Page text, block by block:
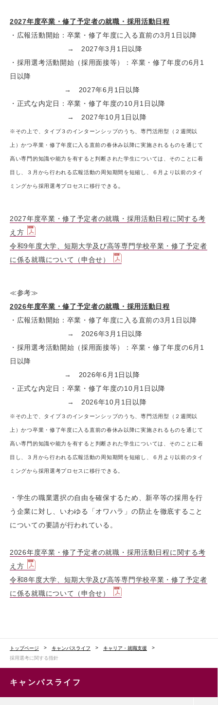
2027年度卒業・修了予定者の就職・採用活動日程
・広報活動開始：卒業・修了年度に入る直前の3月1日以降
→ 2027年3月1日以降
・採用選考活動開始（採用面接等）：卒業・修了年度の6月1
日以降
→ 2027年6月1日以降
・正式な内定日：卒業・修了年度の10月1日以降
→ 2027年10月1日以降
※その上で、タイプ３のインターンシップのうち、専門活用型（２週間以
上）かつ卒業・修了年度に入る直前の春休み以降に実施されるものを通じて
高い専門的知識や能力を有すると判断された学生については、そのことに着
目し、３月から行われる広報活動の周知期間を短縮し、６月より以前のタイ
ミングから採用選考プロセスに移行できる 。
2027年度卒業・修了予定者の就職・採用活動日程に関する考
え方
令和9年度大学、短期大学及び高等専門学校卒業・修了予定者
に係る就職について（申合せ）
≪参考≫
2026年度卒業・修了予定者の就職・採用活動日程
・広報活動開始：卒業・修了年度に入る直前の3月1日以降
→ 2026年3月1日以降
・採用選考活動開始（採用面接等）：卒業・修了年度の6月1
日以降
→ 2026年6月1日以降
・正式な内定日：卒業・修了年度の10月1日以降
→ 2026年10月1日以降
※その上で、タイプ３のインターンシップのうち、専門活用型（２週間以
上）かつ卒業・ 修了年度に入る直前の春休み以降に実施されるものを通じて
高い専門的知識や能力を有すると判断された学生については、そのことに着
目し、３月から行われる広報活動の周知期間を短縮し、６月より以前のタイ
ミングから採用選考プロセスに移行できる。
・学生の職業選択の自由を確保するため、新卒等の採用を行
う企業に対し、いわゆる「オワハラ」の防止を徹底すること
についての要請が行われている。
2026年度卒業・修了予定者の就職・採用活動日程に関する考
え方
令和8年度大学、短期大学及び高等専門学校卒業・修了予定者
に係る就職について（申合せ）
トップページ キャンパスライフ
キャリア・就職支援
採用選考に関する指針
キャンパスライフ